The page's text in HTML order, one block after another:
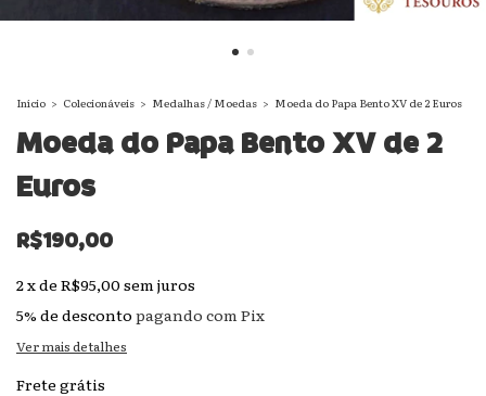
Início > Colecionáveis > Medalhas / Moedas > Moeda do Papa Bento XV de 2 Euros
Moeda do Papa Bento XV de 2
Euros
R$190,00
2xde R$95,00 sem juros
5% de desconto pagando com Pix
Ver mais detalhes
Frete grátis